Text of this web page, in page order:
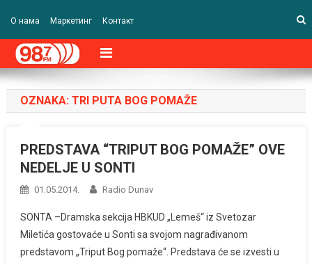
О нама Маркетинг Контакт
OZNAKA: TRI PUTA BOG POMAŽE
PREDSTAVA “TRIPUT BOG POMAŽE” OVE
NEDELJE U SONTI
01.05.2014. Radio Dunav
SONTA –Dramska sekcija HBKUD „Lemeš“ iz Svetozar
Miletića gostovaće u Sonti sa svojom nagrađivanom
predstavom „Triput Bog pomaže“. Predstava će se izvesti u